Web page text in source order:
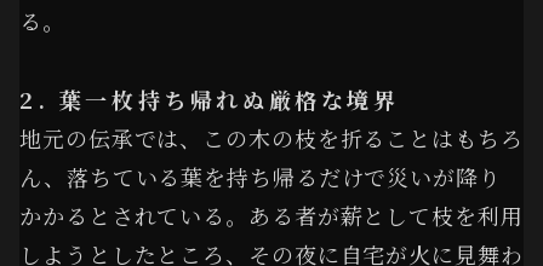
る。
2. 葉一枚持ち帰れぬ厳格な境界
地元の伝承では、この木の枝を折ることはもちろ
ん、落ちている葉を持ち帰るだけで災いが降り
かかるとされている。ある者が薪として枝を利用
しようとしたところ、その夜に自宅が火に見舞わ